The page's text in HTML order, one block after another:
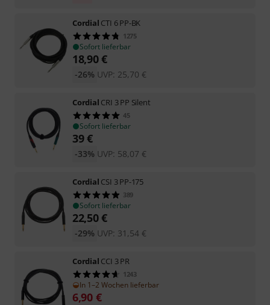
Cordial CTI 6 PP-BK
1275
Sofort lieferbar
18,90€
UVP: 25,70 €
-26%
Cordial CRI 3 PP Silent
45
Sofort lieferbar
39€
UVP: 58,07 €
-33%
Cordial CSI 3 PP-175
389
Sofort lieferbar
22,50€
UVP: 31,54 €
-29%
Cordial CCI 3 PR
1243
In 1–2 Wochen lieferbar
6,90 €